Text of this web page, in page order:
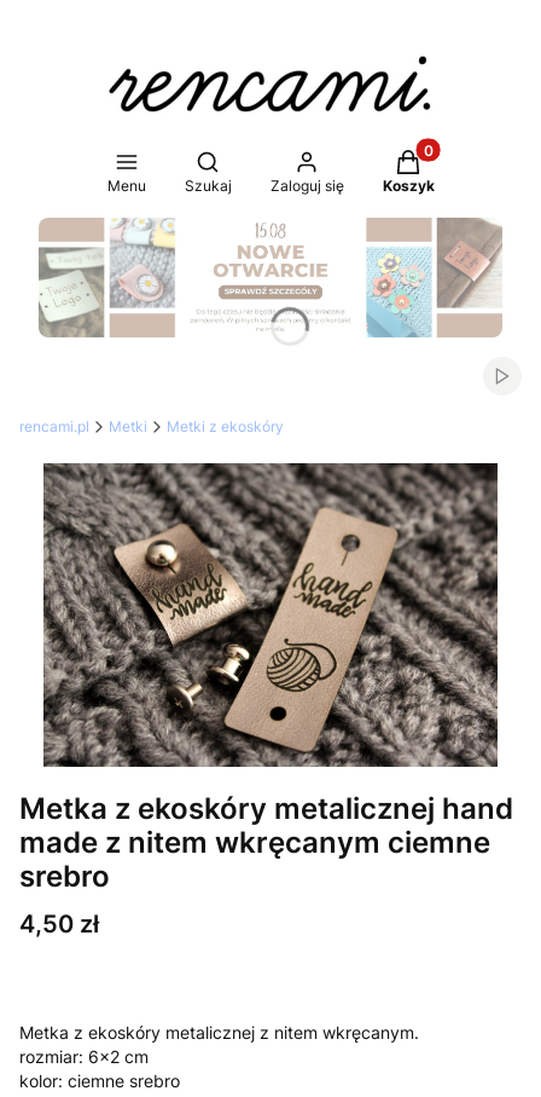
Menu
Otwórz wyszukiwarkę
Szukaj Zaloguj się
Produkty w
Koszyk
Naciśnij Enter lub spację, aby otworzyć stronę.
rencami.pl Metki Metki z ekoskóry
Metka z ekoskóry metalicznej hand
made z nitem wkręcanym ciemne
srebro
Cena
4,50 zł
Metka z ekoskóry metalicznej z nitem wkręcanym.
rozmiar: 6x2 cm
kolor: ciemne srebro